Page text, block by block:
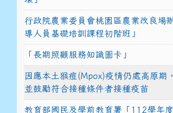
行政院農業委員會桃園區農業改良場
導人員基礎培訓課程初階班」
「長期照顧服務知識圖卡」
因應本土猴痘(Mpox)疫情仍處高原期
並鼓勵符合接種條件者接種疫苗
教育部國民及學前教育署「112學年